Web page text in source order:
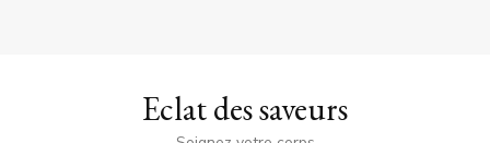
Eclat des saveurs